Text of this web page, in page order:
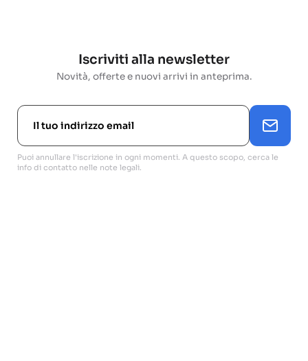
Iscriviti alla newsletter
Novità, offerte e nuovi arrivi in anteprima.
Puoi annullare l'iscrizione in ogni momenti. A questo scopo, cerca le
info di contatto nelle note legali.